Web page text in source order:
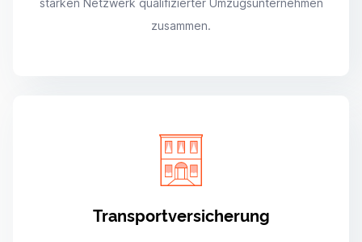
starken Netzwerk qualifizierter Umzugsunternehmen
zusammen.
Transportversicherung